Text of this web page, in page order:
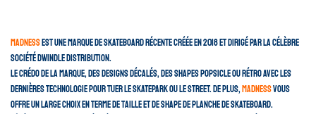
Madness est une marque de skateboard récente créée en 2018 et dirigé par la célèbre
société Dwindle Distribution.
Le crédo de la marque, des designs décalés, des shapes popsicle ou rétro avec les
dernières technologie pour tuer le skatepark ou le street. De plus, Madnessvous
offre un large choix en terme de taille et de shape de planche de skateboard.